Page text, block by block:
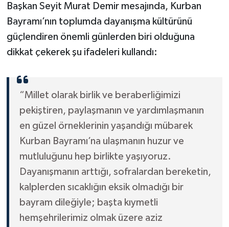
Başkan Seyit Murat Demir mesajında, Kurban
Bayramı’nın toplumda dayanışma kültürünü
güçlendiren önemli günlerden biri olduğuna
dikkat çekerek şu ifadeleri kullandı:
“Millet olarak birlik ve beraberliğimizi
pekiştiren, paylaşmanın ve yardımlaşmanın
en güzel örneklerinin yaşandığı mübarek
Kurban Bayramı’na ulaşmanın huzur ve
mutluluğunu hep birlikte yaşıyoruz.
Dayanışmanın arttığı, sofralardan bereketin,
kalplerden sıcaklığın eksik olmadığı bir
bayram dileğiyle; başta kıymetli
hemşehrilerimiz olmak üzere aziz